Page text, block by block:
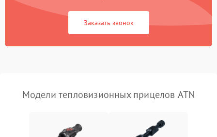
Повреждение системы
защиты от перегрузок
1500 ₽
автоматического
1500 ₽ Подробнее →
Заказать звонок
Модели тепловизионных прицелов ATN